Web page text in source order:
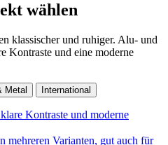
wählen
klassischer und ruhiger. Alu- und
Kontraste und eine moderne
Metal International
Kontraste und moderne
mehreren Varianten, gut auch für